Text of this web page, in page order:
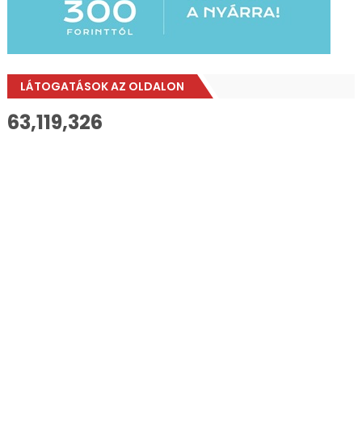
LÁTOGATÁSOK AZ OLDALON
63,119,326